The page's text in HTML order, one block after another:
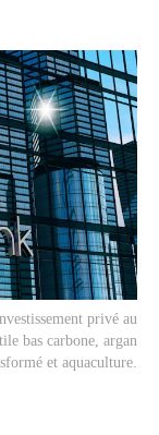
privé au
bas carbone, argan
et aquaculture.